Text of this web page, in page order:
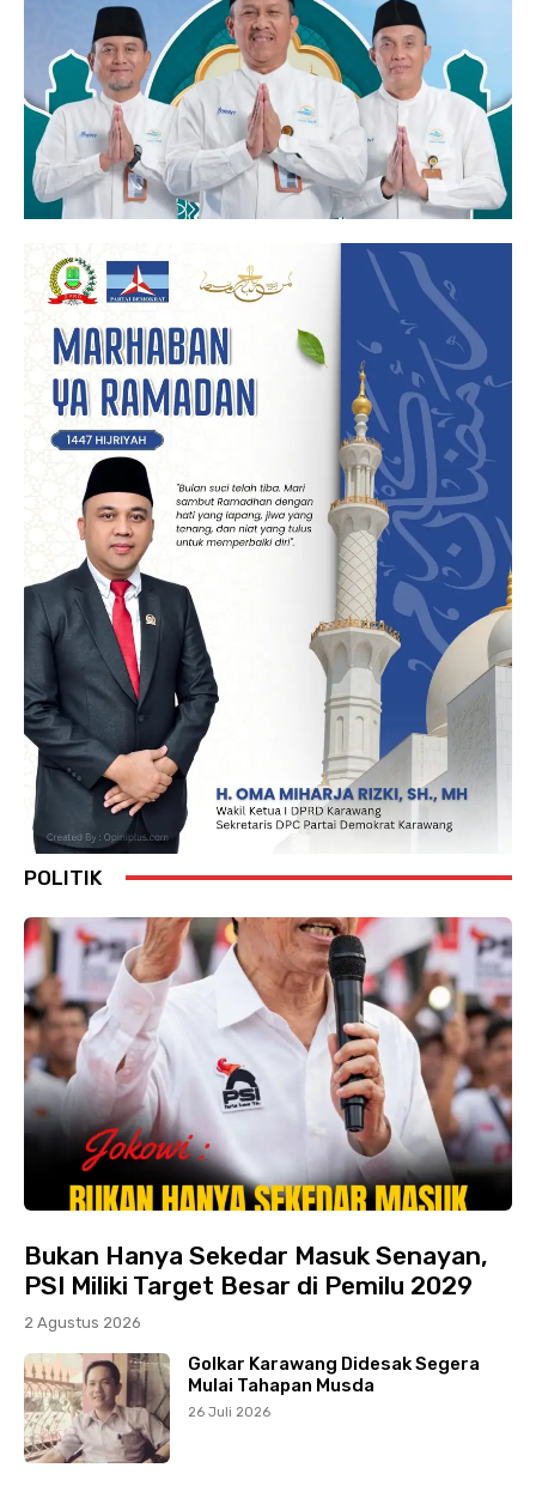
POLITIK
Bukan Hanya Sekedar Masuk Senayan,
PSI Miliki Target Besar di Pemilu 2029
2 Agustus 2026
Golkar Karawang Didesak Segera
Mulai Tahapan Musda
26 Juli 2026